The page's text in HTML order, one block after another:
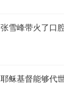
张雪峰带火了口
耶稣基督能够代